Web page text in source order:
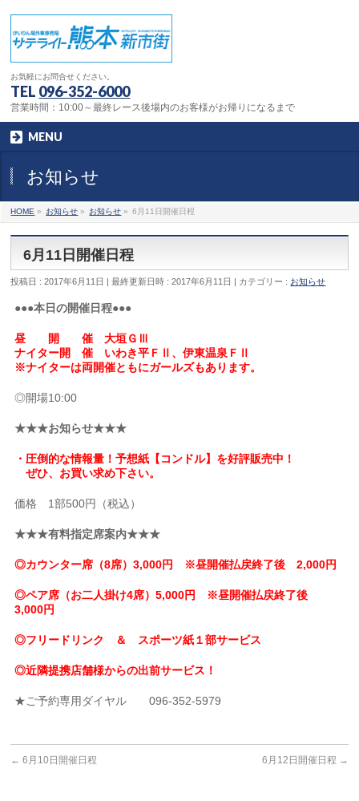
お気軽にお問合せください。
TEL 096-352-6000
営業時間：10:00～最終レース後場内のお客様がお帰りになるまで
MENU
お知らせ
HOME » お知らせ » お知らせ » 6月11日開催日程
6月11日開催日程
投稿日 : 2017年6月11日 最終更新日時 : 2017年6月11日 カテゴリー : お知らせ
●●●本日の開催日程●●●
昼 開 催 大垣ＧⅢ
ナイター開 催 いわき平ＦⅡ、伊東温泉ＦⅡ
※ナイターは両開催ともにガールズもあります。
◎開場10:00
★★★お知らせ★★★
・圧倒的な情報量！予想紙【コンドル】を好評販売中！
ぜひ、お買い求め下さい。
価格 1部500円（税込）
★★★有料指定席案内★★★
◎カウンター席（8席）3,000円 ※昼開催払戻終了後 2,000円
◎ペア席（お二人掛け4席）5,000円 ※昼開催払戻終了後
3,000円
◎フリードリンク ＆ スポーツ紙１部サービス
◎近隣提携店舗様からの出前サービス！
★ご予約専用ダイヤル 096-352-5979
← 6月10日開催日程 6月12日開催日程 →